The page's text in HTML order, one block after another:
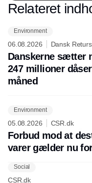
Relateret
Environment
06.08.2026 Dansk
Danskerne sætter
247 millioner
måned
Environment
05.08.2026 CSR.dk
Forbud mod at
varer gælder nu
Social
CSR.dk